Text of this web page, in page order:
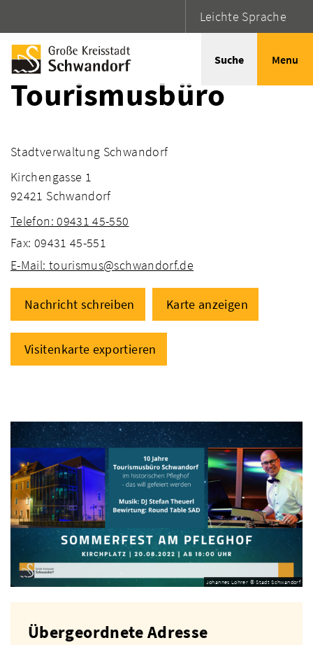
Leichte Sprache
Suche Menu
Tourismusbüro
Stadtverwaltung Schwandorf
Kirchengasse 1
92421 Schwandorf
Telefon: 09431 45-550
Fax: 09431 45-551
E-Mail: tourismus@schwandorf.de
Nachricht schreiben Karte anzeigen
Visitenkarte exportieren
Johannes Lohrer © Stadt Schwandorf
Übergeordnete Adresse